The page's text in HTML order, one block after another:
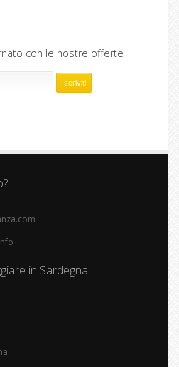
con le nostre offerte
in Sardegna